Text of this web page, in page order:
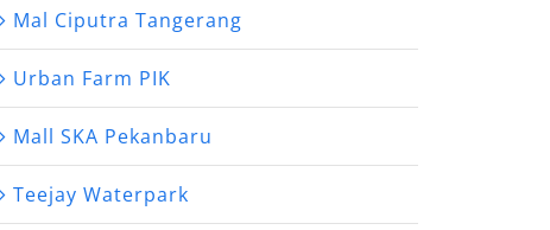
Mal Ciputra Tangerang
Urban Farm PIK
Mall SKA Pekanbaru
Teejay Waterpark